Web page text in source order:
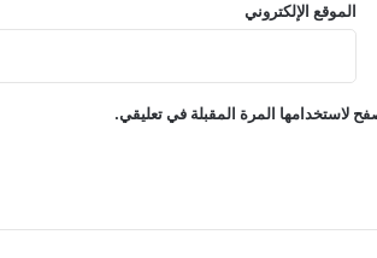
الموقع الإلكتروني
لاستخدامها المرة المقبلة في تعليقي.